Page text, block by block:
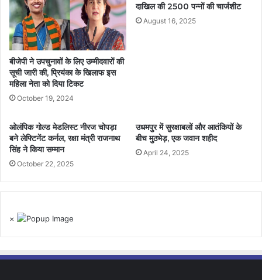
बीजेपी ने उपचुनावों के लिए उम्मीदवारों की
सूची जारी की, प्रियंका के खिलाफ इस
महिला नेता को दिया टिकट
October 19, 2024
दाखिल की 2500 पन्नों की चार्जशीट
August 16, 2025
ओलंपिक गोल्ड मेडलिस्ट नीरज चोपड़ा
बने लेफ्टिनेंट कर्नल, रक्षा मंत्री राजनाथ
सिंह ने किया सम्मान
October 22, 2025
उधमपुर में सुरक्षाबलों और आतंकियों के
बीच मुठभेड़, एक जवान शहीद
April 24, 2025
×